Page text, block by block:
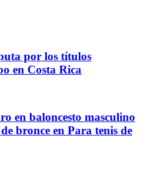
por los títulos
en Costa Rica
en baloncesto masculino
bronce en Para tenis de